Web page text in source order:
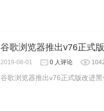
谷歌浏览器推出v76正式
2019-08-01 0 人评论
谷歌浏览器推出v76正式版改进